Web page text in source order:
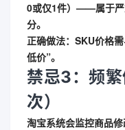
0或仅1件）——属于严
分。
正确做法：SKU价格
低价”。
禁忌3：频
次）
淘宝系统会监控商品